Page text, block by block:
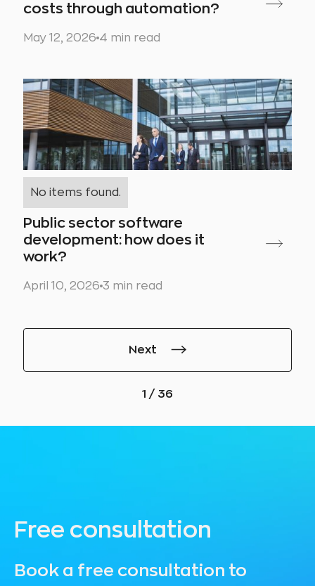
costs through automation?
May 12, 2026 4 min read
No items found.
Public sector software
development: how does it
work?
April 10, 2026 3 min read
Next
1 / 36
Free consultation
Book a free consultation to